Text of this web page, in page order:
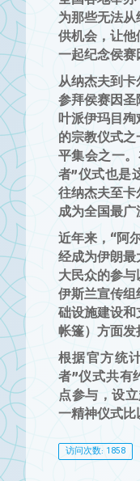
为那些无法
供机会，让
一起纪念侯赛
从纳杰夫到
参拜侯赛因
叶派伊玛目
的宗教仪式
平集会之一
者”仪式也是
往纳杰夫至
成为全国最广
近年来，“阿
经成为伊朗
大民众的参与
伊斯兰宣传
础设施建设
帐篷）方面发
根据官方统
者”仪式共有
点参与，设
一精神仪式比
访问次数: 1858